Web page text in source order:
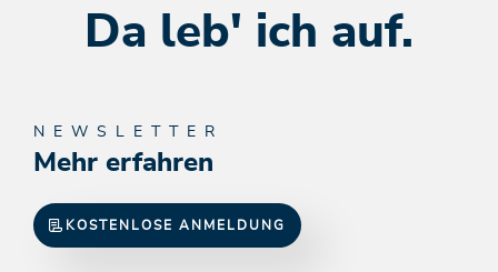
Da leb' ich auf.
NEWSLETTER
Mehr erfahren
KOSTENLOSE ANMELDUNG